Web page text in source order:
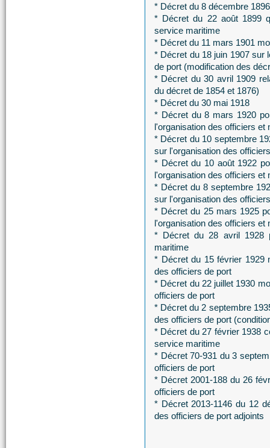
* Décret du 8 décembre
* Décret du 22 août 1899
service maritime
* Décret du 11 mars 1901
* Décret du 18 juin 1907 sur
de port (modification des
* Décret du 30 avril 1909
du décret de 1854 et 1876)
* Décret du 30 mai 1918
* Décret du 8 mars 1920
l'organisation des officiers et
* Décret du 10 septembre
sur l'organisation des
* Décret du 10 août 1922
l'organisation des officiers et
* Décret du 8 septembre
sur l'organisation des
* Décret du 25 mars 1925
l'organisation des officiers et
* Décret du 28 avril 1928
maritime
* Décret du 15 février 1929
des officiers de port
* Décret du 22 juillet 1930
officiers de port
* Décret du 2 septembre
des officiers de port
* Décret du 27 février 1938
service maritime
* Décret 70-931 du 3
officiers de port
* Décret 2001-188 du 26
officiers de port
* Décret 2013-1146 du 12
des officiers de port adjoints